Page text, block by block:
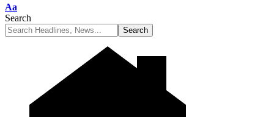
Font
Resizer
Aa
Search